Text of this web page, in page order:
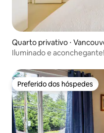
Quarto privativo ⋅
Iluminado e
Preferido dos hóspedes
Preferido dos hóspedes